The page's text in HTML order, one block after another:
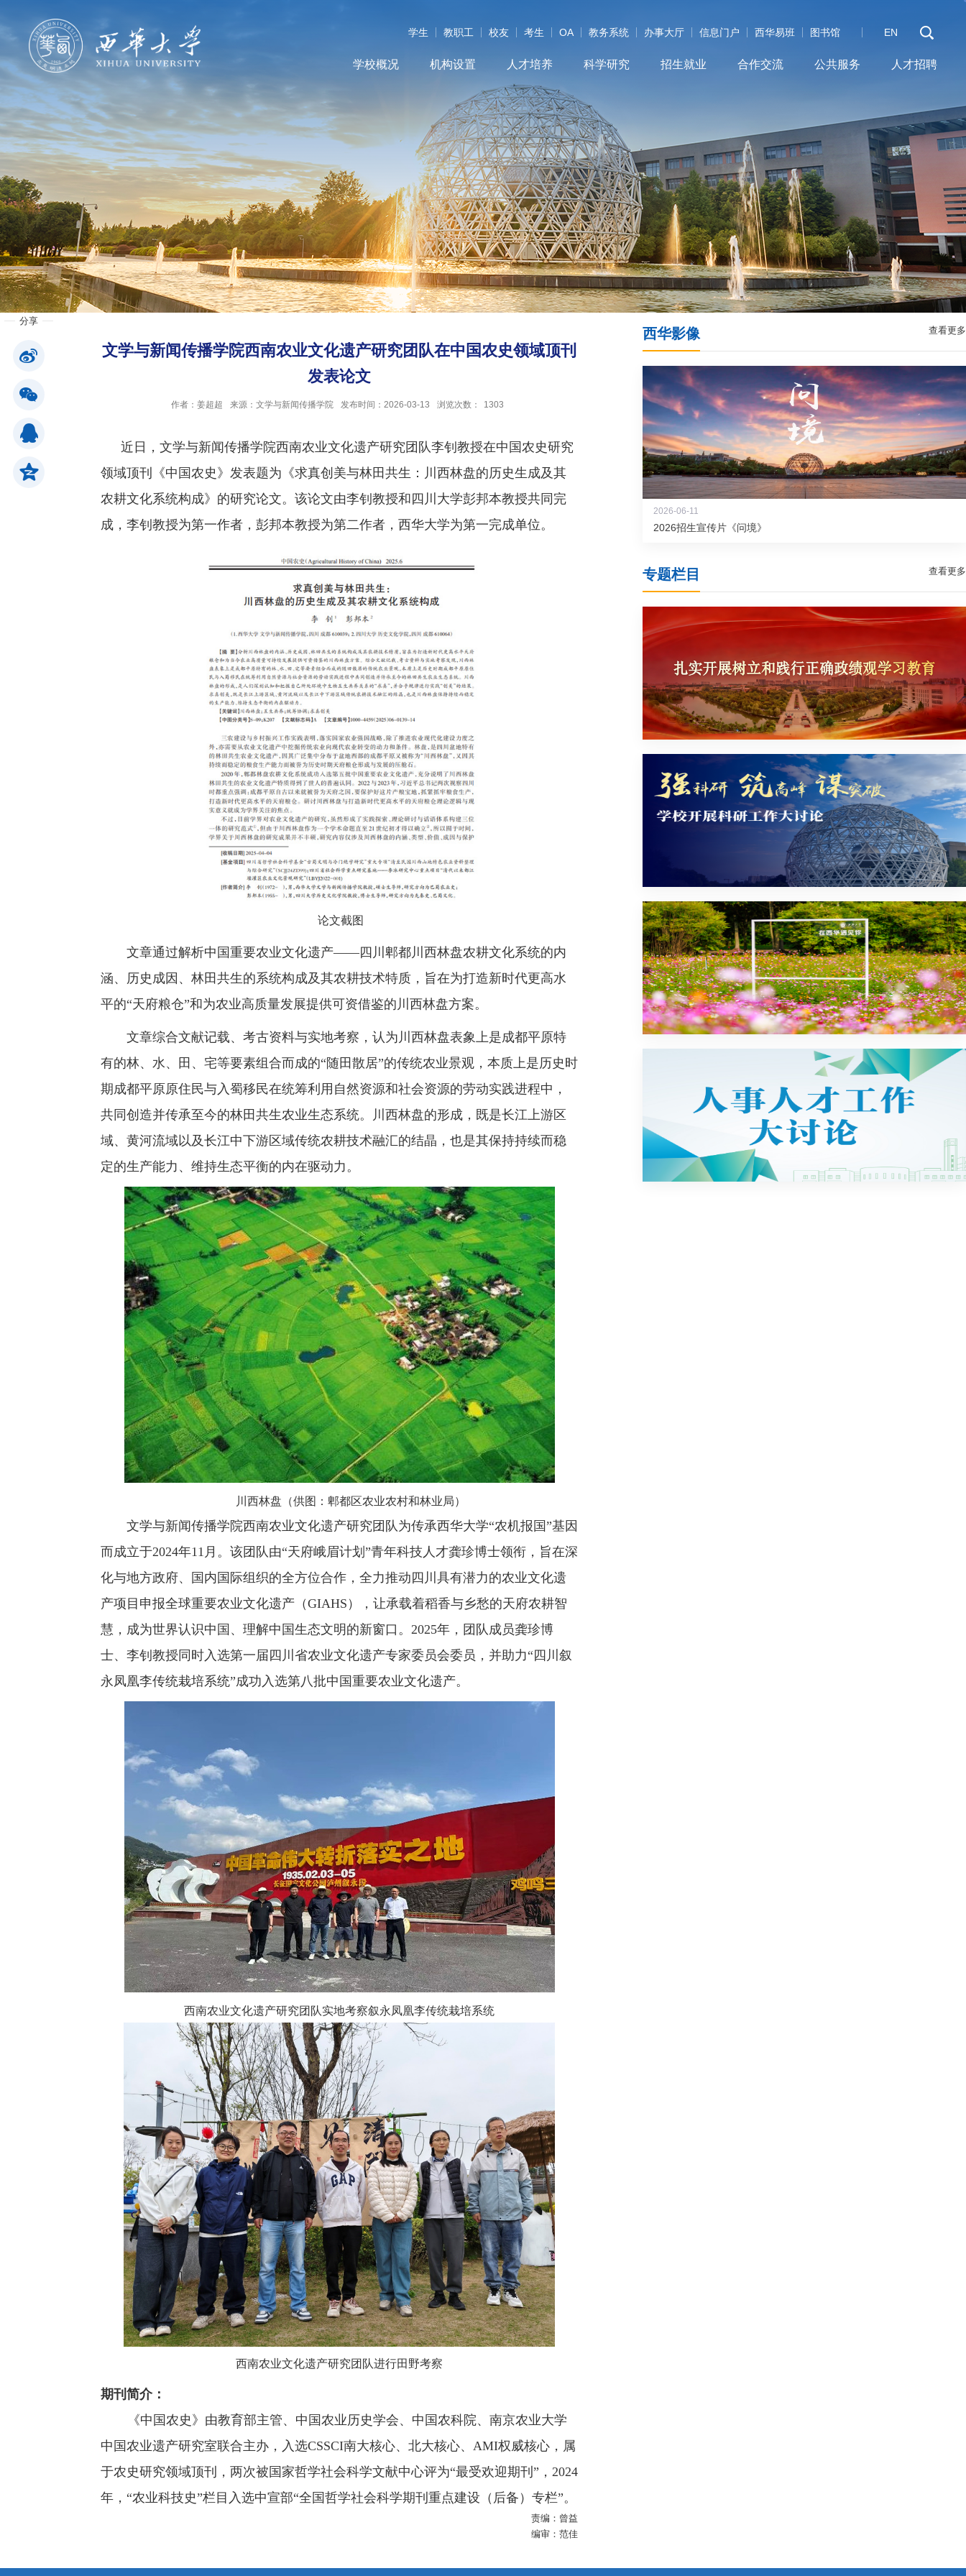
学生 教职工 校友 考生 OA 教务系统 办事大厅 信息门户 西华易班 图书馆 EN
学校概况 机构设置 人才培养 科学研究 招生就业 合作交流 公共服务 人才招聘
学校概况
机构设置
人才培养
科学研究
招生就业
合作交流
公共服务
分享
文学与新闻传播学院西南农业文化遗产研究团队在中国农史领域顶刊
发表论文
作者：姜超超 来源：文学与新闻传播学院 发布时间：2026-03-13 浏览次数： 1303
近日，文学与新闻传播学院西南农业文化遗产研究团队李钊教授在中国农史研究
领域顶刊
《中国农史》发表题为《求真创美与林田共生：川西林盘的历史生成及其
农耕文化系统构成》的研究论文。该论文由李钊教授和四川大学彭邦本教授共同完
成，李钊教授为第一作者，彭邦本教授为第二作者，西华大学为第一完成单位。
论文截图
文章通过解析中国重要农业文化遗产——四川郫都川西林盘农耕文化系统的内
涵、历史成因、林田共生的系统构成及其农耕技术特质，旨在为打造新时代更高水
平的“天府粮仓”和为农业高质量发展提供可资借鉴的川西林盘方案。
文章综合文献记载、考古资料与实地考察，认为川西林盘表象上是成都平原特
有的林、水、田、宅等要素组合而成的“随田散居”的传统农业景观，本质上是历史时
期成都平原原住民与入蜀移民在统筹利用自然资源和社会资源的劳动实践进程中，
共同创造并传承至今的林田共生农业生态系统。川西林盘的形成，既是长江上游区
域、黄河流域以及长江中下游区域传统农耕技术融汇的结晶，也是其保持持续而稳
定的生产能力、维持生态平衡的内在驱动力。
川西林盘（供图：郫都区农业农村和林业局）
文学与新闻传播学院西南农业文化遗产研究团队为传承西华大学“农机报国”基因
而成立于2024年11月。该团队由“天府峨眉计划”青年科技人才龚珍博士领衔，旨在深
化与地方政府、国内国际组织的全方位合作，全力推动四川具有潜力的农业文化遗
产项目申报全球重要农业文化遗产（GIAHS），让承载着稻香与乡愁的天府农耕智
慧，成为世界认识中国、理解中国生态文明的新窗口。2025年，团队成员龚珍博
士、李钊教授同时入选第一届四川省农业文化遗产专家委员会委员，并助力“四川叙
永凤凰李传统栽培系统”成功入选第八批中国重要农业文化遗产。
西南农业文化遗产研究团队实地考察叙永凤凰李传统栽培系统
西南农业文化遗产研究团队进行田野考察
期刊简介：
《中国农史》由教育部主管、中国农业历史学会、中国农科院、南京农业大学
中国农业遗产研究室联合主办，入选CSSCI南大核心、北大核心、 AMI权威核心，属
于农史研究领域顶刊，两次被国家哲学社会科学文献中心评为“最受欢迎期刊”， 2024
年，“农业科技史”栏目入选中宣部“全国哲学社会科学期刊重点建设（后备）专栏”。
责编：曾益
编审：范佳
西华影像 查看更多
2026-06-11
2026招生宣传片《问境》
专题栏目 查看更多